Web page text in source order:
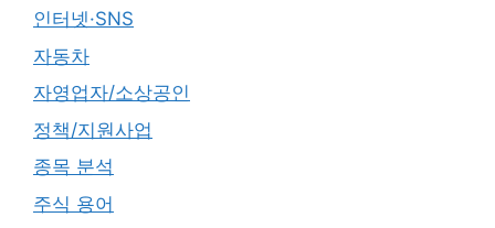
인터넷·SNS
자동차
자영업자/소상공인
정책/지원사업
종목 분석
주식 용어